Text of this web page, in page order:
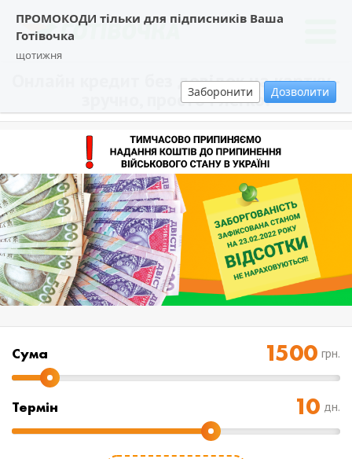
ПРОМОКОДИ тільки для підписників Ваша
Готівочка
щотижня
Заборонити Дозволити
Онлайн кредит без довідок на картку -
зручно, просто і легко!
Cума грн.
Термін дн.